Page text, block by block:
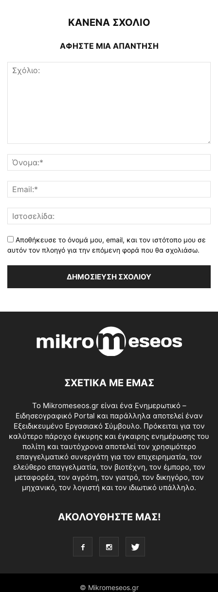
ΚΑΝΕΝΑ ΣΧΟΛΙΟ
ΑΦΗΣΤΕ ΜΙΑ ΑΠΑΝΤΗΣΗ
Αποθήκευσε το όνομά μου, email, και τον ιστότοπο μου σε
αυτόν τον πλοηγό για την επόμενη φορά που θα σχολιάσω.
ΣΧΕΤΙΚΑ ΜΕ ΕΜΑΣ
Το Mikromeseos.gr είναι ένα Ενημερωτικό –
Ειδησεογραφικό Portal και παράλληλα αποτελεί έναν
Εξειδικευμένο Εργασιακό Σύμβουλο. Πρόκειται για τον
καλύτερο πάροχο έγκυρης και έγκαιρης ενημέρωσης του
πολίτη και ταυτόχρονα αποτελεί τον χρησιμότερο
επαγγελματικό συνεργάτη για τον επιχειρηματία, τον
ελεύθερο επαγγελματία, τον βιοτέχνη, τον έμπορο, τον
μεταφορέα, τον αγρότη, τον γιατρό, τον δικηγόρο, τον
μηχανικό, τον λογιστή και τον ιδιωτικό υπάλληλο.
ΑΚΟΛΟΥΘΗΣΤΕ ΜΑΣ!
© Mikromeseos.gr